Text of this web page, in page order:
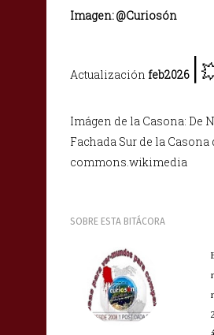
Imagen: @Curiosón
Actualización feb2026 |
Imágen de la Casona: De
Fachada Sur de la Casona
commons.wikimedia
SOBRE ESTA BITÁCORA